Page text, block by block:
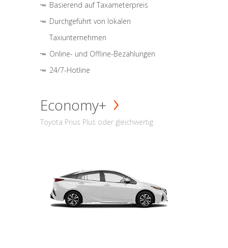
Basierend auf Taxameterpreis
Durchgeführt von lokalen
Taxiunternehmen
Online- und Offline-Bezahlungen
24/7-Hotline
Economy+
Toyota Prius Plus oder gleichwertig